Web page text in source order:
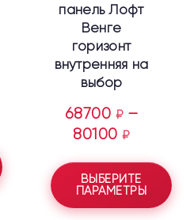
панель Лофт
Венге
горизонт
внутренняя на
выбор
68700 ₽ –
80100₽
ВЫБЕРИТЕ
ПАРАМЕТРЫ